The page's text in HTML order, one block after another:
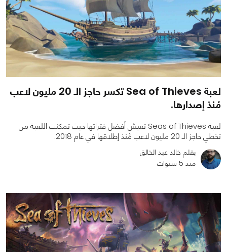
لعبة Sea of Thieves تكسر حاجز الـ 20 مليون لاعب
مُنذ إصدارها.
لعبة Seas of Thieves تعيش أفضل فتراتها حيث تمكنت اللعبة من
تخطي حاجز الـ 20 مليون لاعب مُنذ إطلاقها في عام 2018.
بقلم خالد عبد الخالق
منذ 5 سنوات